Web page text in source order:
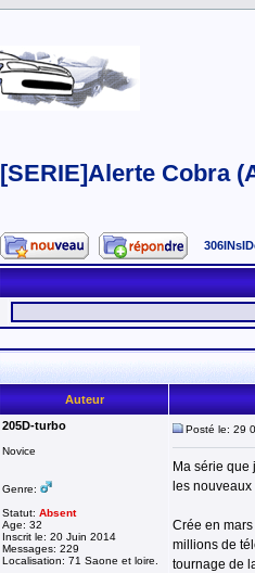
[SERIE]Alerte Cobra
Auteur
205D-turbo
Novice
Genre:
Statut: Absent
Age: 32
Inscrit le: 20 Juin 2014
Messages: 229
Localisation: 71 Saone et loire.
Posté le: 29
Ma série que
les
Crée en
millions de
tournage de